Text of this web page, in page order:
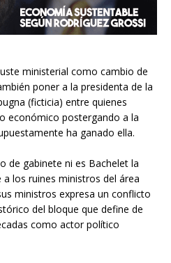
ministerial como cambio de
poner a la presidenta de la
(ficticia) entre quienes
económico postergando a la
ha ganado ella.
de gabinete ni es Bachelet la
los ruines ministros del área
ministros expresa un conflicto
del bloque que define de
como actor político